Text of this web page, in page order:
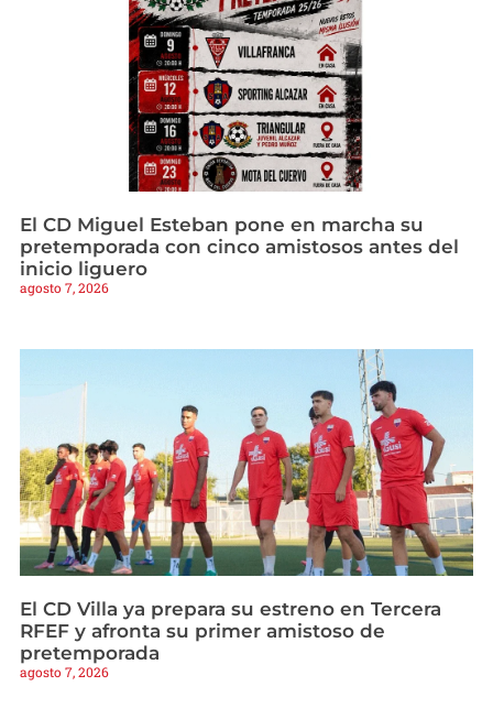
El CD Miguel Esteban pone en marcha su
pretemporada con cinco amistosos antes del
inicio liguero
agosto 7, 2026
El CD Villa ya prepara su estreno en Tercera
RFEF y afronta su primer amistoso de
pretemporada
agosto 7, 2026